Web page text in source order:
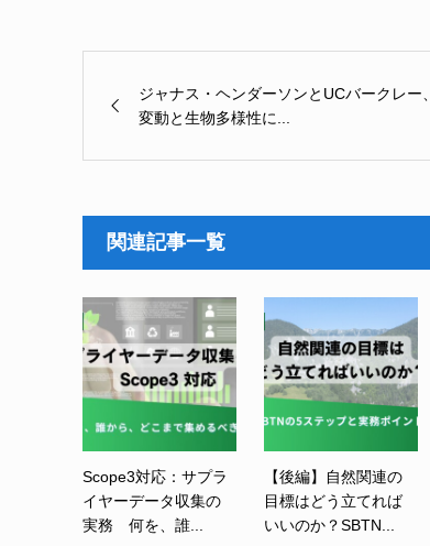
ジャナス・ヘンダーソンとUCバークレー
変動と生物多様性に...
関連記事一覧
Scope3対応：サプラ
イヤーデータ収集の
実務 何を、誰...
【後編】自然関連の
目標はどう立てれば
いいのか？SBTN...